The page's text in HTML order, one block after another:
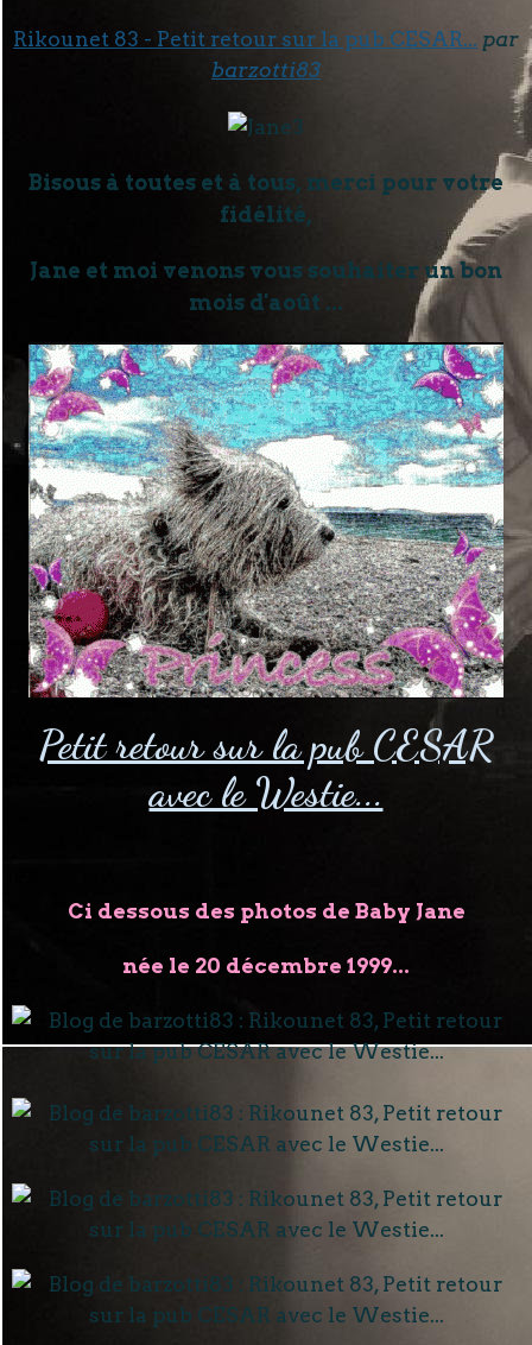
Rikounet 83 - Petit retour sur la pub CESAR... par
barzotti83
Bisous à toutes et à tous, merci pour votre
fidélité,
Jane et moi venons vous souhaiter un bon
mois d'août ...
Petit retour sur la pub CESAR
avec le Westie...
Ci dessous des photos de Baby Jane
née le 20 décembre 1999...